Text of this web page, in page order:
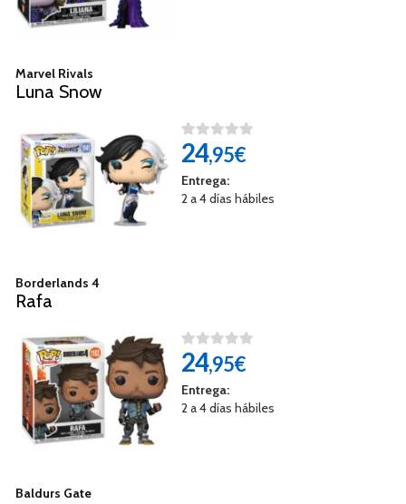
Marvel Rivals
Luna Snow
24,95€
Entrega:
2 a 4 días hábiles
Borderlands 4
Rafa
24,95€
Entrega:
2 a 4 días hábiles
Baldurs Gate